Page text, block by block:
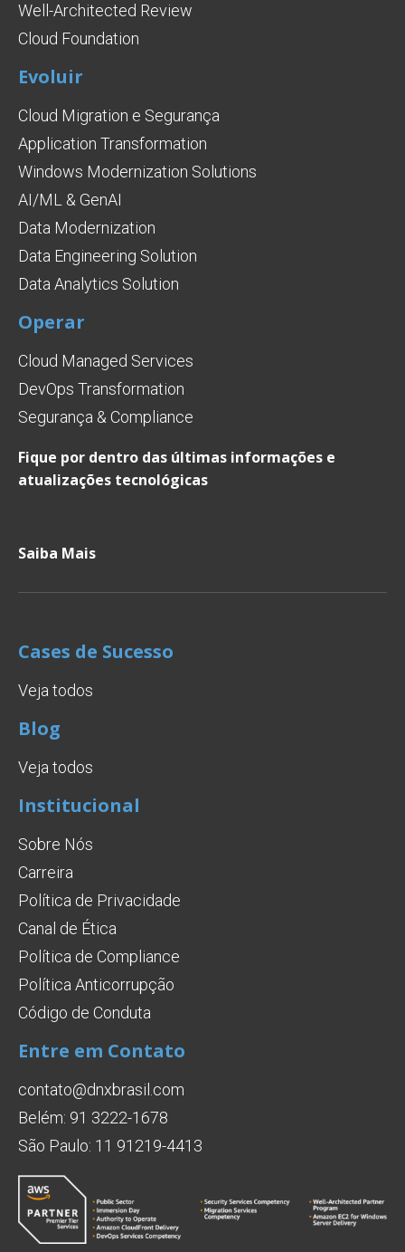
Well-Architected Review
Cloud Foundation
Evoluir
Cloud Migration e Segurança
Application Transformation
Windows Modernization Solutions
AI/ML & GenAI
Data Modernization
Data Engineering Solution
Data Analytics Solution
Operar
Cloud Managed Services
DevOps Transformation
Segurança & Compliance
Fique por dentro das últimas informações e
atualizações tecnológicas
Saiba Mais
Cases de Sucesso
Veja todos
Blog
Veja todos
Institucional
Sobre Nós
Carreira
Política de Privacidade
Canal de Ética
Política de Compliance
Política Anticorrupção
Código de Conduta
Entre em Contato
contato@dnxbrasil.com
Belém: 91 3222-1678
São Paulo: 11 91219-4413